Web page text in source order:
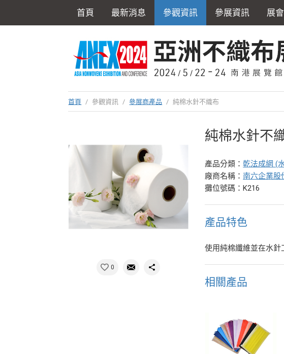
首頁 最新消息 參觀資訊 參展資訊 展
首頁 / 參觀資訊 / 參展商產品 / 純棉水針不織布
0
純棉水針不
產品分類：乾法成網 (
廠商名稱： 南六企業股
攤位號碼：K216
產品特色
使用純棉纖維並在水
相關產品